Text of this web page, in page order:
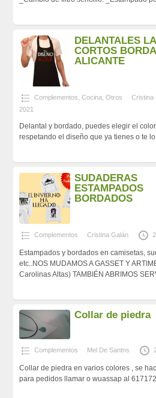
DELANTALES
CORTOS
ALICANTE
Complementos Cocina Otros Cristina
2021
Delantal y bordado, puedes elegir el
respetando el diseño que ya tienes o te
SUDADERAS
ESTAMPADOS
BORDADOS
Complementos Cristina Galán
Estampados y bordados en camisetas,
etc..NOS MUDAMOS A GASSET Y
Carolinas Altas) TAMBIÉN ABRIMOS
Collar de piedra
Complementos Mel De Santns
Collar de piedra en varios colores , se
para pedidos llamar o wuassap al